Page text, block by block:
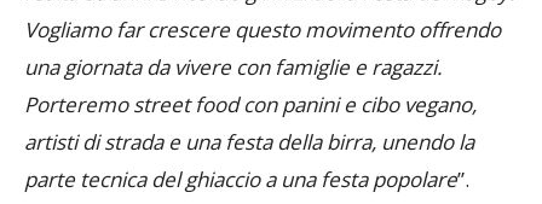
una giornata da vivere con famiglie e ragazzi.
Porteremo street food con panini e cibo vegano,
artisti di strada e una festa della birra, unendo la
parte tecnica del ghiaccio a una festa popolare ”.